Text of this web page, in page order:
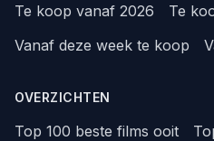
Te koop vanaf 2026
Te
Vanaf deze week te koop
OVERZICHTEN
Top 100 beste films ooit